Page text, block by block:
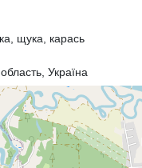
щука, карась
Україна